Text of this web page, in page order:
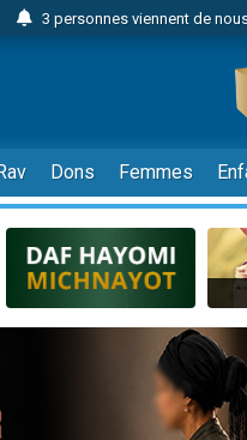
3 personnes viennent de
3 personnes viennent
3 personnes viennent
2 personnes viennent de
13 personnes viennent de
30 personnes viennent
Il reste 49 places pour
12 nouvelles musiques
3 personnes viennent de
2 personnes viennent de
2 nouvelles musiques
Dons Femmes